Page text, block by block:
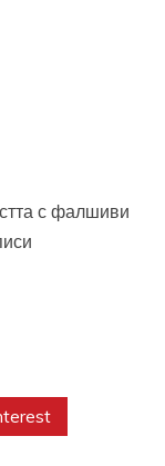
с фалшиви